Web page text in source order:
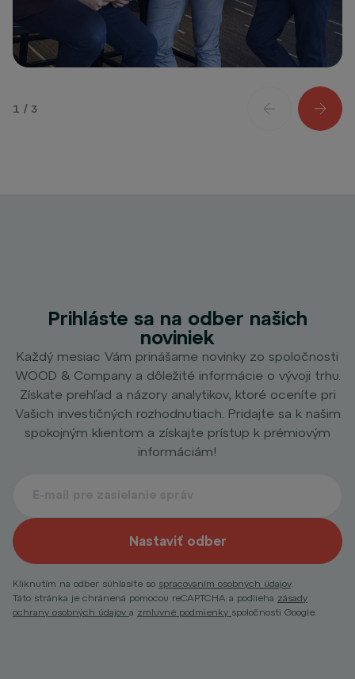
1 / 3
Prihláste sa na odber našich
noviniek
Každý mesiac Vám prinášame novinky zo spoločnosti
WOOD & Company a dôležité informácie o vývoji trhu.
Získate prehľad a názory analytikov, ktoré oceníte pri
Vašich investičných rozhodnutiach. Pridajte sa k našim
spokojným klientom a získajte prístup k prémiovým
informáciám!
Nastaviť odber
Kliknutím na odber súhlasíte so spracovaním osobných údajov.
Táto stránka je chránená pomocou reCAPTCHA a podlieha zásady
ochrany osobných údajov a zmluvné podmienky spoločnosti Google.